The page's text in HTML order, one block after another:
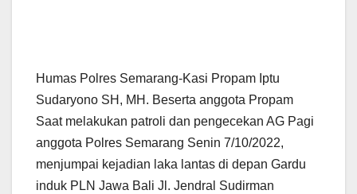
Humas Polres Semarang-Kasi Propam Iptu
Sudaryono SH, MH. Beserta anggota Propam
Saat melakukan patroli dan pengecekan AG Pagi
anggota Polres Semarang Senin 7/10/2022,
menjumpai kejadian laka lantas di depan Gardu
induk PLN Jawa Bali Jl. Jendral Sudirman